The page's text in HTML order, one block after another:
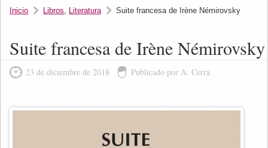
Inicio Libros, Literatura Suite francesa de Irène Némirovsky
Suite francesa de Irène Némirovsky
23 de diciembre de 2018 Publicado por A. Cerra